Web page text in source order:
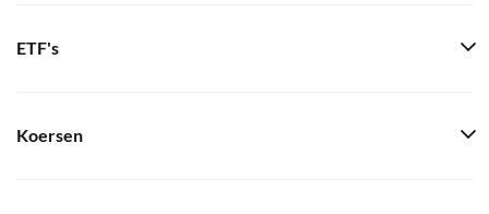
ETF's
Koersen